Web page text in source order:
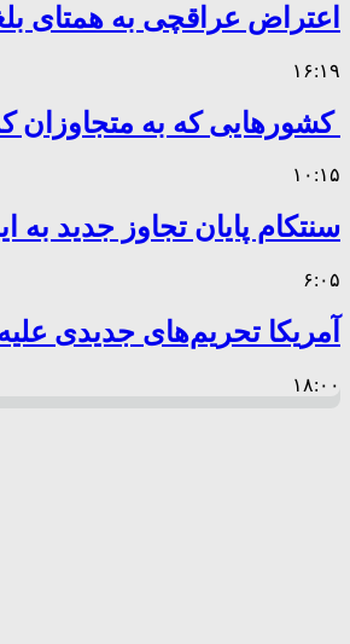
اعتراض عراقچی به همتای
۱۶:۱۹
کشورهایی که به
۱۰:۱۵
سنتکام پایان تجاوز جدید به
۶:۰۵
آمریکا تحریم‌های جدیدی
۱۸:۰۰